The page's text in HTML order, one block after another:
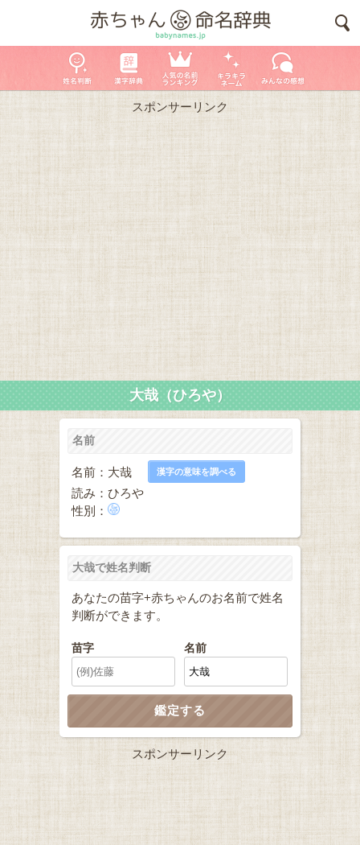
スポンサーリンク
大哉（ひろや）
名前
名前：大哉 漢字の意味を調べる
読み：ひろや
性別：
大哉で姓名判断
あなたの苗字+赤ちゃんのお名前で姓名
判断ができます。
苗字 名前
スポンサーリンク